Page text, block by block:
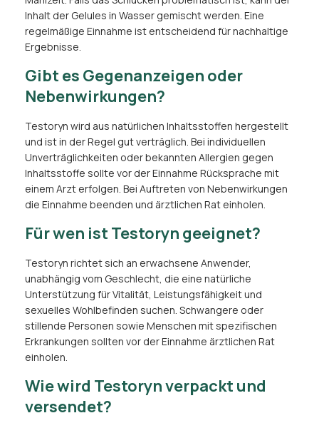
Inhalt der Gelules in Wasser gemischt werden. Eine
regelmäßige Einnahme ist entscheidend für nachhaltige
Ergebnisse.
Gibt es Gegenanzeigen oder
Nebenwirkungen?
Testoryn wird aus natürlichen Inhaltsstoffen hergestellt
und ist in der Regel gut verträglich. Bei individuellen
Unverträglichkeiten oder bekannten Allergien gegen
Inhaltsstoffe sollte vor der Einnahme Rücksprache mit
einem Arzt erfolgen. Bei Auftreten von Nebenwirkungen
die Einnahme beenden und ärztlichen Rat einholen.
Für wen ist Testoryn geeignet?
Testoryn richtet sich an erwachsene Anwender,
unabhängig vom Geschlecht, die eine natürliche
Unterstützung für Vitalität, Leistungsfähigkeit und
sexuelles Wohlbefinden suchen. Schwangere oder
stillende Personen sowie Menschen mit spezifischen
Erkrankungen sollten vor der Einnahme ärztlichen Rat
einholen.
Wie wird Testoryn verpackt und
versendet?